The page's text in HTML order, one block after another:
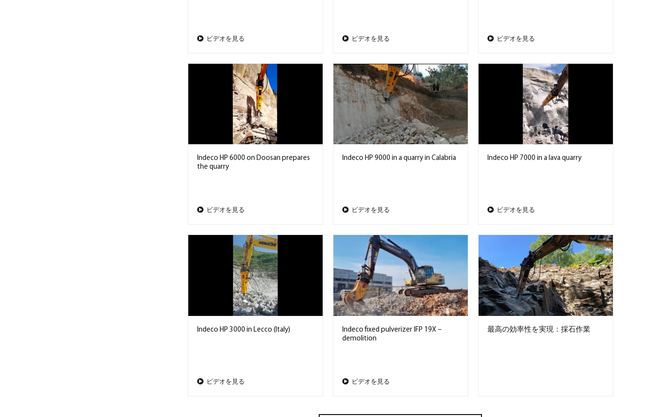
ビデオを見る ビデオを見る ビデオを見る
Indeco HP 6000 on Doosan prepares
the quarry
ビデオを見る
Indeco HP 9000 in a quarry in Calabria
ビデオを見る
Indeco HP 7000 in a lava quarry
ビデオを見る
Indeco HP 3000 in Lecco (Italy)
ビデオを見る
Indeco fixed pulverizer IFP 19X –
demolition
ビデオを見る
最高の効率性を実現：採石作業